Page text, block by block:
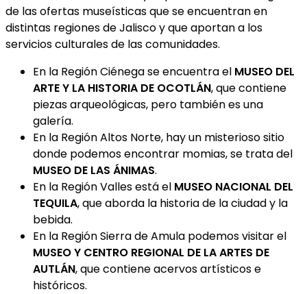
de las ofertas museísticas que se encuentran en
distintas regiones de Jalisco y que aportan a los
servicios culturales de las comunidades.
En la Región Ciénega se encuentra el MUSEO DEL
ARTE Y LA HISTORIA DE OCOTLÁN, que contiene
piezas arqueológicas, pero también es una
galería.
En la Región Altos Norte, hay un misterioso sitio
donde podemos encontrar momias, se trata del
MUSEO DE LAS ÁNIMAS.
En la Región Valles está el MUSEO NACIONAL DEL
TEQUILA, que aborda la historia de la ciudad y la
bebida.
En la Región Sierra de Amula podemos visitar el
MUSEO Y CENTRO REGIONAL DE LA ARTES DE
AUTLÁN, que contiene acervos artísticos e
históricos.